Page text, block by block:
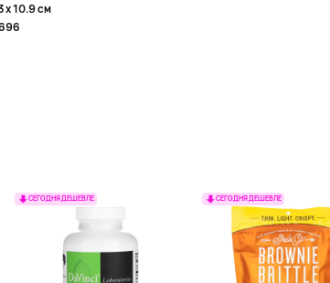
x 10.9 см
СЕГОДНЯ ДЕШЕВЛЕ СЕГОДНЯ ДЕШЕВЛЕ